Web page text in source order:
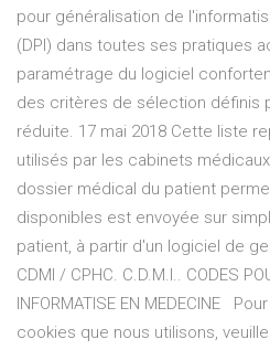
pour généralisation de
(DPI) dans toutes ses pratiques
paramétrage du logiciel
des critères de sélection définis
réduite. 17 mai 2018 Cette liste
utilisés par les cabinets
dossier médical du patient
disponibles est envoyée sur
patient, à partir d'un logiciel de
CDMI / CPHC. C.D.M.I.. CODES
INFORMATISE EN MEDECINE
cookies que nous utilisons,